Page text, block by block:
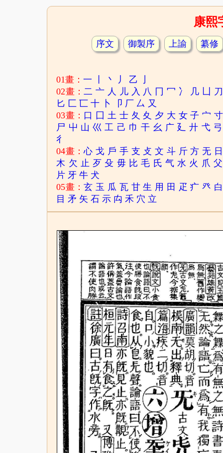
康熙
序文 御製序 上諭 纂修
01畫：一 丶 丿 乙
02畫：二 亠 人 儿 入 八 冂 冖 冫 几 凵 刀
匕 匚 匸 十 卜 卩 厂 厶 又
03畫： 口 囗 土 士 夂 夊 夕 大 女 子 宀 寸
尸 屮 山 巛 工 己 巾 干 幺 广 廴 廾 弋 弓
彳
04畫：心 戈 戶 手 支 攴 文 斗 斤 方 无 日
木 欠 止 歹 殳 毋 比 毛 氏 气 水 火 爪 父
片 牙 牛 犬
05畫：玄 玉 瓜 瓦 甘 生 用 田 疋 疒 癶 白
目 矛 矢 石 示 禸 禾 穴 立